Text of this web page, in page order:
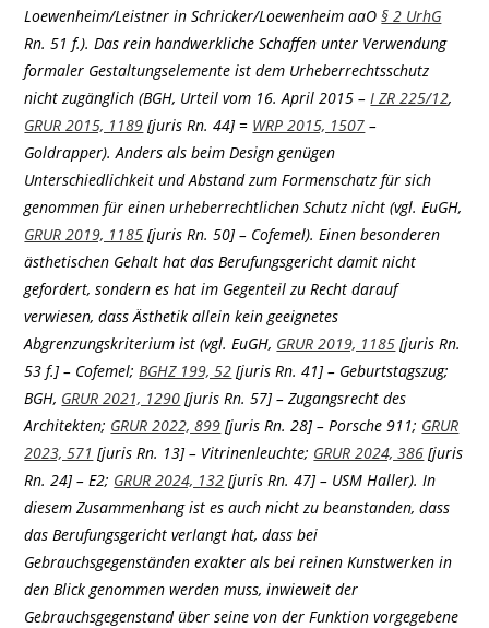
Loewenheim/Leistner in Schricker/Loewenheim aaO§ 2 UrhG
Rn. 51 f.). Das rein handwerkliche Schaffen unter Verwendung
formaler Gestaltungselemente ist dem Urheberrechtsschutz
nicht zugänglich (BGH, Urteil vom 16. April 2015 – I ZR 225/12,
GRUR 2015, 1189 [juris Rn. 44] = WRP 2015, 1507 –
Goldrapper). Anders als beim Design genügen
Unterschiedlichkeit und Abstand zum Formenschatz für sich
genommen für einen urheberrechtlichen Schutz nicht (vgl. EuGH,
GRUR 2019, 1185 [juris Rn. 50] – Cofemel). Einen besonderen
ästhetischen Gehalt hat das Berufungsgericht damit nicht
gefordert, sondern es hat im Gegenteil zu Recht darauf
verwiesen, dass Ästhetik allein kein geeignetes
Abgrenzungskriterium ist (vgl. EuGH, GRUR 2019, 1185 [juris Rn.
53 f.] – Cofemel; BGHZ 199, 52 [juris Rn. 41] – Geburtstagszug;
BGH, GRUR 2021, 1290 [juris Rn. 57] – Zugangsrecht des
Architekten; GRUR 2022, 899 [juris Rn. 28] – Porsche 911; GRUR
2023, 571 [juris Rn. 13] – Vitrinenleuchte; GRUR 2024, 386 [juris
Rn. 24] – E2; GRUR 2024, 132 [juris Rn. 47] – USM Haller). In
diesem Zusammenhang ist es auch nicht zu beanstanden, dass
das Berufungsgericht verlangt hat, dass bei
Gebrauchsgegenständen exakter als bei reinen Kunstwerken in
den Blick genommen werden muss, inwieweit der
Gebrauchsgegenstand über seine von der Funktion vorgegebene